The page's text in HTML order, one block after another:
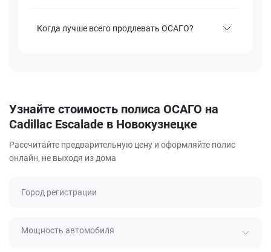
Когда лучше всего продлевать ОСАГО?
Узнайте стоимость полиса ОСАГО на
Cadillac Escalade в Новокузнецке
Рассчитайте предварительную цену и оформляйте полис
онлайн, не выходя из дома
Город регистрации
Мощность автомобиля